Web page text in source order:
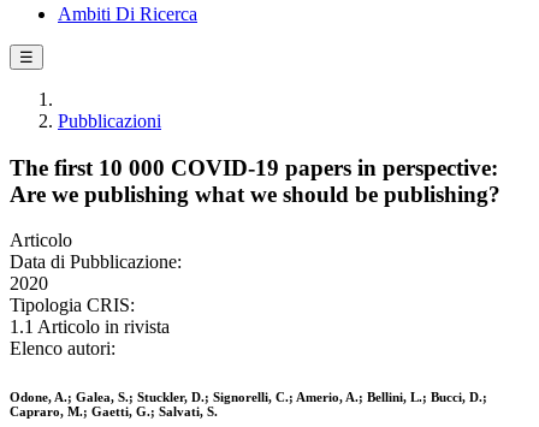
Ambiti Di Ricerca
☰
Pubblicazioni
The first 10 000 COVID-19 papers in perspective:
Are we publishing what we should be publishing?
Articolo
Data di Pubblicazione:
2020
Tipologia CRIS:
1.1 Articolo in rivista
Elenco autori:
Odone, A.; Galea, S.; Stuckler, D.; Signorelli, C.; Amerio, A.; Bellini, L.; Bucci, D.;
Capraro, M.; Gaetti, G.; Salvati, S.